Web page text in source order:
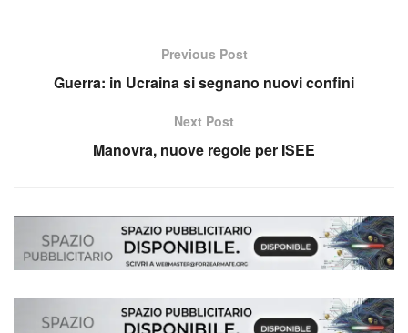
Previous Post
Guerra: in Ucraina si segnano nuovi confini
Next Post
Manovra, nuove regole per ISEE